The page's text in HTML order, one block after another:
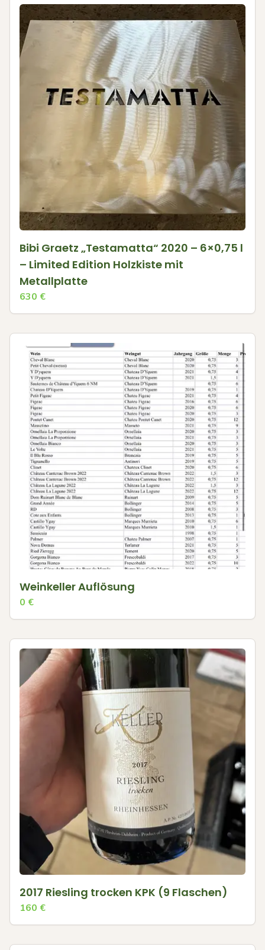
Bibi Graetz „Testamatta“ 2020 – 6×0,75 l
– Limited Edition Holzkiste mit
Metallplatte
630 €
Weinkeller Auflösung
0 €
2017 Riesling trocken KPK (9 Flaschen)
160 €